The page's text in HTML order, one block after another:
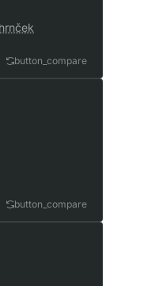
button_compare
button_compare